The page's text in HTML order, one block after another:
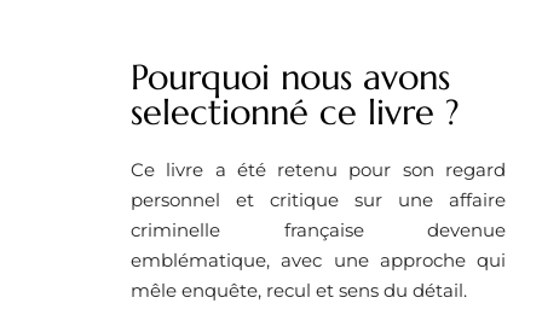
Pourquoi nous avons
selectionné ce livre ?
Ce livre a été retenu pour son regard
personnel et critique sur une affaire
criminelle française devenue
emblématique, avec une approche qui
mêle enquête, recul et sens du détail.